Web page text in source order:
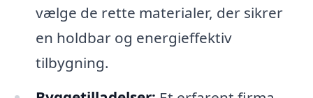
vælge de rette materialer, der sikrer
en holdbar og energieffektiv
tilbygning.